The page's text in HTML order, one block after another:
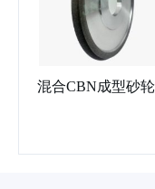
混合CBN成型砂轮